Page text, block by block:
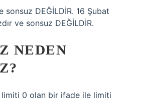
sonsuz DEĞİLDİR. 16 Şubat
ve sonsuz DEĞİLDİR.
NEDEN
0 olan bir ifade ile limiti